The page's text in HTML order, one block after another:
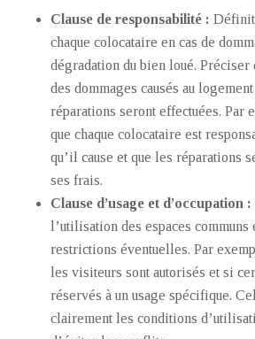
Clause de responsabilité : Définit
chaque colocataire en cas de
dégradation du bien loué. Préciser
des dommages causés au
réparations seront effectuées. Par
que chaque colocataire est
qu’il cause et que les réparations
ses frais.
Clause d’usage et d’occupation :
l’utilisation des espaces
restrictions éventuelles. Par
les visiteurs sont autorisés et si
réservés à un usage spécifique.
clairement les conditions